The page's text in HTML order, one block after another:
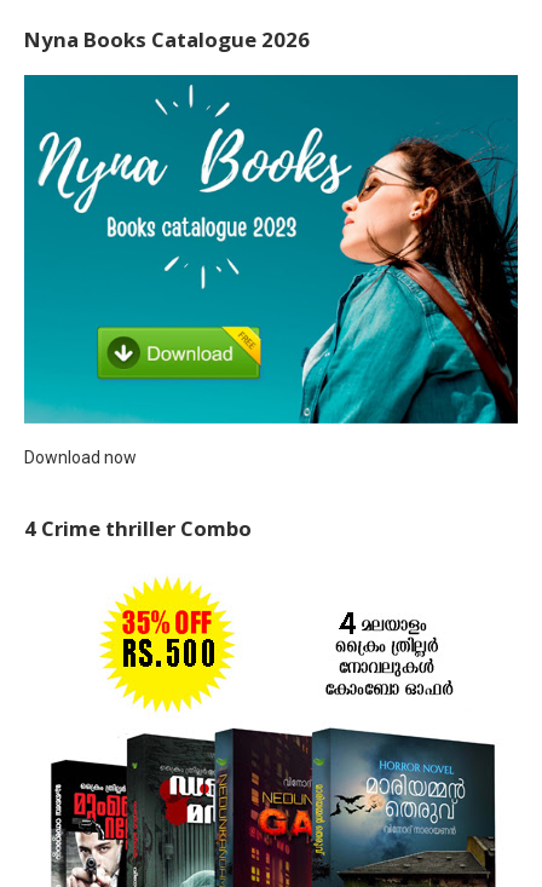
Nyna Books Catalogue 2026
Download now
4 Crime thriller Combo